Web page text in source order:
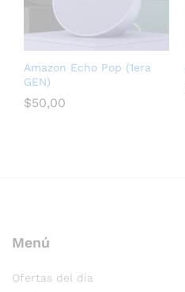
Amazon Echo Pop (1era
GEN)
$50,00
Menú
Ofertas del día